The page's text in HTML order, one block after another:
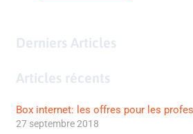
Derniers Articles
Articles récents
Box internet: les offres pour les
27 septembre 2018